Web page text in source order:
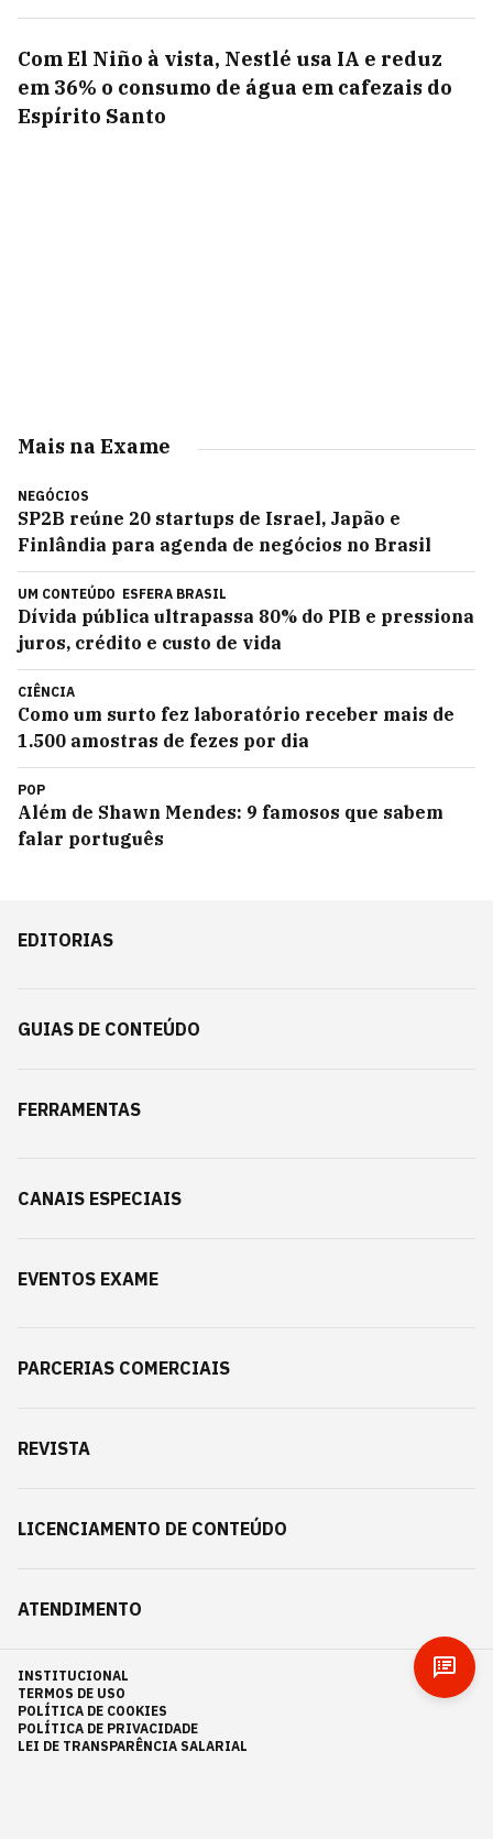
Com El Niño à vista, Nestlé usa IA e reduz
em 36% o consumo de água em cafezais do
Espírito Santo
Mais na Exame
NEGÓCIOS
SP2B reúne 20 startups de Israel, Japão e
Finlândia para agenda de negócios no Brasil
UM CONTEÚDO ESFERA BRASIL
Dívida pública ultrapassa 80% do PIB e pressiona
juros, crédito e custo de vida
CIÊNCIA
Como um surto fez laboratório receber mais de
1.500 amostras de fezes por dia
POP
Além de Shawn Mendes: 9 famosos que sabem
falar português
EDITORIAS
GUIAS DE CONTEÚDO
FERRAMENTAS
CANAIS ESPECIAIS
EVENTOS EXAME
PARCERIAS COMERCIAIS
REVISTA
LICENCIAMENTO DE CONTEÚDO
ATENDIMENTO
INSTITUCIONAL
TERMOS DE USO
POLÍTICA DE COOKIES
POLÍTICA DE PRIVACIDADE
LEI DE TRANSPARÊNCIA SALARIAL